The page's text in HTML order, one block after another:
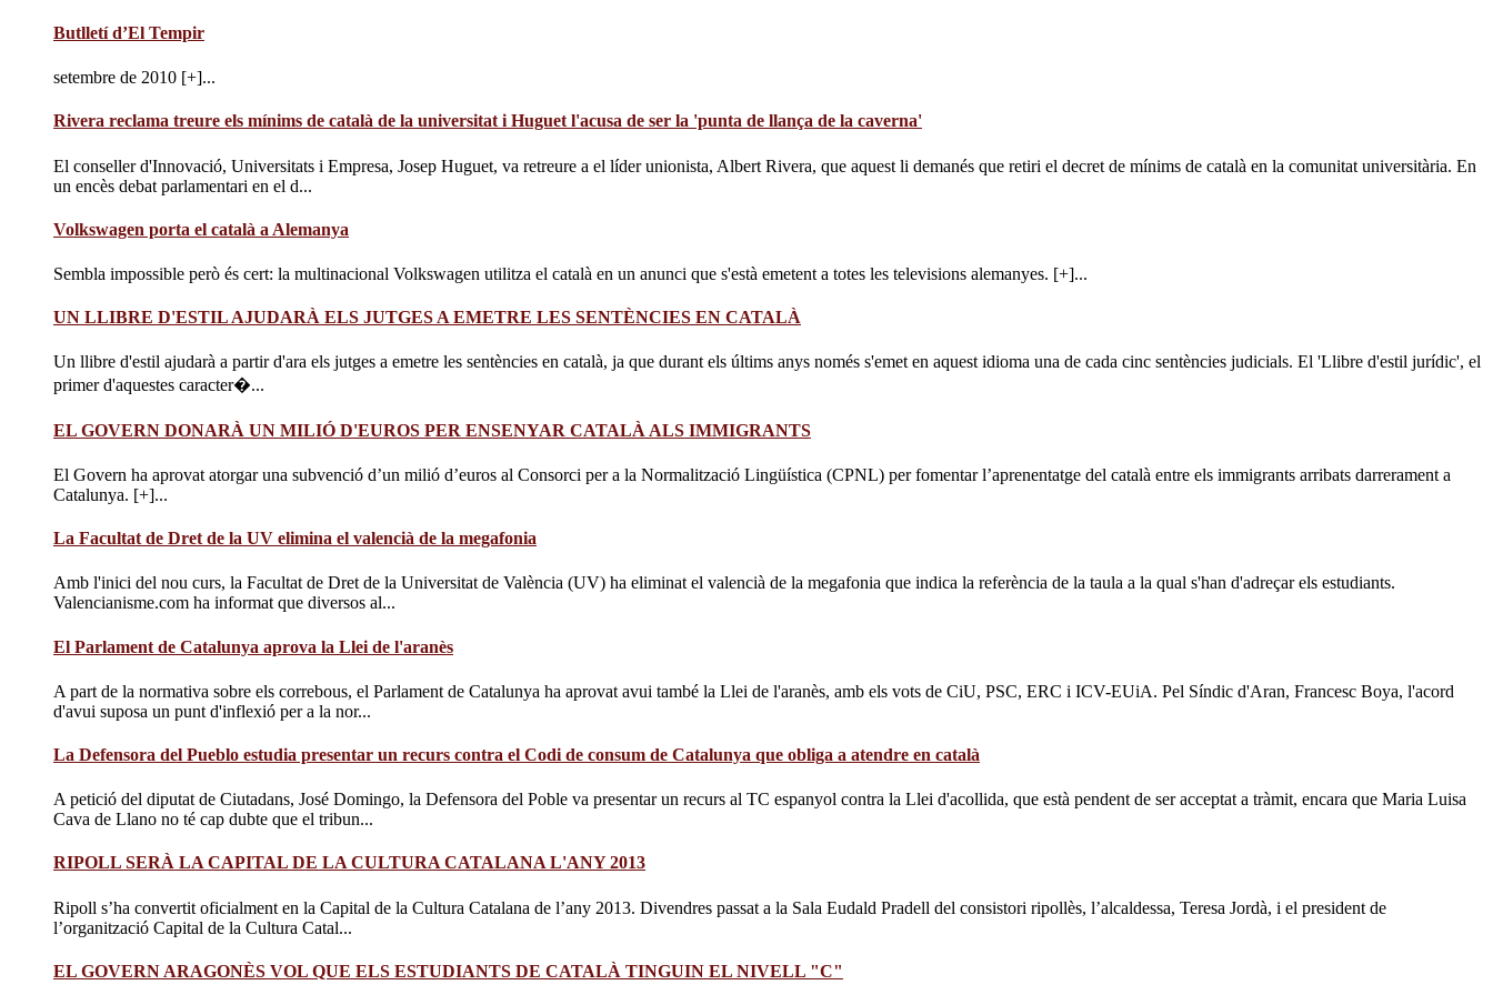
Butlletí d’El Tempir
setembre de 2010 [+]...
Rivera reclama treure els mínims de català de la universitat i Huguet l'acusa de ser la 'punta de llança de la caverna'
El conseller d'Innovació, Universitats i Empresa, Josep Huguet, va retreure a el líder unionista, Albert Rivera, que aquest li demanés que retiri el decret de mínims de català en la comunitat universitària. En
un encès debat parlamentari en el d...
Volkswagen porta el català a Alemanya
Sembla impossible però és cert: la multinacional Volkswagen utilitza el català en un anunci que s'està emetent a totes les televisions alemanyes. [+]...
UN LLIBRE D'ESTIL AJUDARÀ ELS JUTGES A EMETRE LES SENTÈNCIES EN CATALÀ
Un llibre d'estil ajudarà a partir d'ara els jutges a emetre les sentències en català, ja que durant els últims anys només s'emet en aquest idioma una de cada cinc sentències judicials. El 'Llibre d'estil jurídic', el
primer d'aquestes caracter�...
EL GOVERN DONARÀ UN MILIÓ D'EUROS PER ENSENYAR CATALÀ ALS IMMIGRANTS
El Govern ha aprovat atorgar una subvenció d’un milió d’euros al Consorci per a la Normalització Lingüística (CPNL) per fomentar l’aprenentatge del català entre els immigrants arribats darrerament a
Catalunya. [+]...
La Facultat de Dret de la UV elimina el valencià de la megafonia
Amb l'inici del nou curs, la Facultat de Dret de la Universitat de València (UV) ha eliminat el valencià de la megafonia que indica la referència de la taula a la qual s'han d'adreçar els estudiants.
Valencianisme.com ha informat que diversos al...
El Parlament de Catalunya aprova la Llei de l'aranès
A part de la normativa sobre els correbous, el Parlament de Catalunya ha aprovat avui també la Llei de l'aranès, amb els vots de CiU, PSC, ERC i ICV-EUiA. Pel Síndic d'Aran, Francesc Boya, l'acord
d'avui suposa un punt d'inflexió per a la nor...
La Defensora del Pueblo estudia presentar un recurs contra el Codi de consum de Catalunya que obliga a atendre en català
A petició del diputat de Ciutadans, José Domingo, la Defensora del Poble va presentar un recurs al TC espanyol contra la Llei d'acollida, que està pendent de ser acceptat a tràmit, encara que Maria Luisa
Cava de Llano no té cap dubte que el tribun...
RIPOLL SERÀ LA CAPITAL DE LA CULTURA CATALANA L'ANY 2013
Ripoll s’ha convertit oficialment en la Capital de la Cultura Catalana de l’any 2013. Divendres passat a la Sala Eudald Pradell del consistori ripollès, l’alcaldessa, Teresa Jordà, i el president de
l’organització Capital de la Cultura Catal...
EL GOVERN ARAGONÈS VOL QUE ELS ESTUDIANTS DE CATALÀ TINGUIN EL NIVELL "C"